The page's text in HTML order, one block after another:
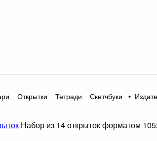
Открытки Тетради Скетчбуки •
Набор из 14 открыток форматом